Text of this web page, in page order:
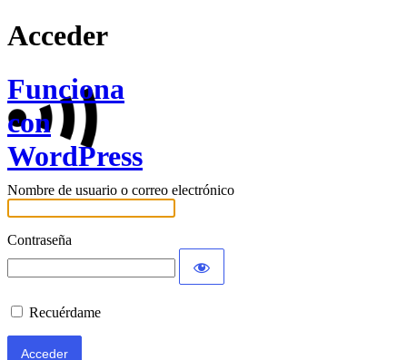
Acceder
Funciona
con
WordPress
Nombre de usuario o correo electrónico
Contraseña
Recuérdame